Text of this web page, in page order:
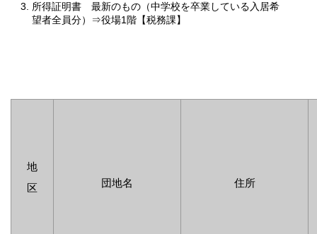
所得証明書 最新のもの（中学校を卒業している入居希
望者全員分）⇒役場1階【税務課】
地
区
団地名 住所